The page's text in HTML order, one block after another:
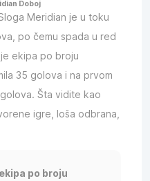
Doboj
Meridian je u toku
po čemu spada u red
ekipa po broju
35 golova i na prvom
Šta vidite kao
igre, loša odbrana,
po broju